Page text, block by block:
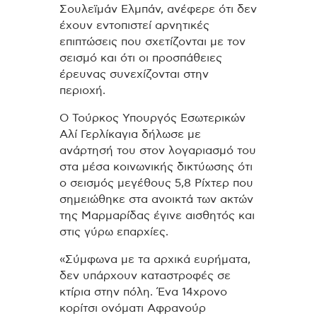
Σουλεϊμάν Ελμπάν, ανέφερε ότι δεν
έχουν εντοπιστεί αρνητικές
επιπτώσεις που σχετίζονται με τον
σεισμό και ότι οι προσπάθειες
έρευνας συνεχίζονται στην
περιοχή.
Ο Τούρκος Υπουργός Εσωτερικών
Αλί Γερλίκαγια δήλωσε με
ανάρτησή του στον λογαριασμό του
στα μέσα κοινωνικής δικτύωσης ότι
ο σεισμός μεγέθους 5,8 Ρίχτερ που
σημειώθηκε στα ανοικτά των ακτών
της Μαρμαρίδας έγινε αισθητός και
στις γύρω επαρχίες.
«Σύμφωνα με τα αρχικά ευρήματα,
δεν υπάρχουν καταστροφές σε
κτίρια στην πόλη. Ένα 14χρονο
κορίτσι ονόματι Αφρανούρ